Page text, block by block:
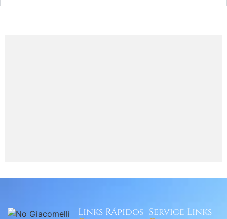
Links Rápidos Service Links